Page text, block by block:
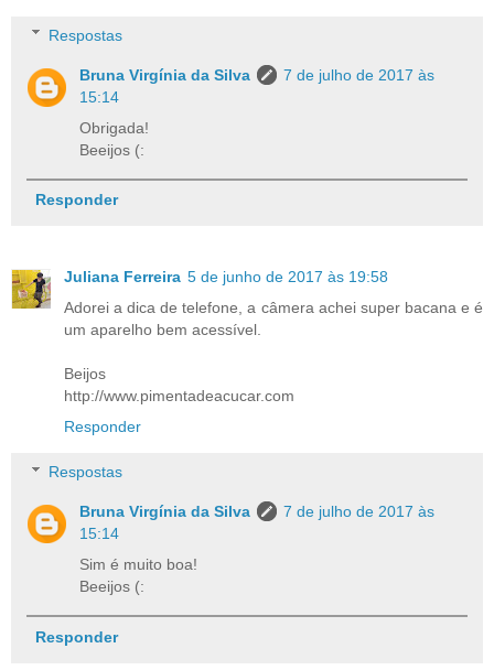
Respostas
Bruna Virgínia da Silva
7 de julho de 2017 às
15:14
Obrigada!
Beeijos (:
Responder
Juliana Ferreira 5 de junho de 2017 às 19:58
Adorei a dica de telefone, a câmera achei super bacana e é
um aparelho bem acessível.
Beijos
http://www.pimentadeacucar.com
Responder
Respostas
Bruna Virgínia da Silva
7 de julho de 2017 às
15:14
Sim é muito boa!
Beeijos (:
Responder